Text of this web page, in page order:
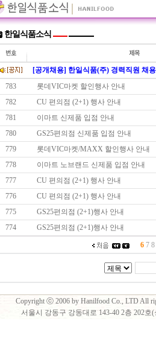
한일식품소식
[공개채용] 한일식품(주) 경력직원 채용
783
롯데VIC마켓 할인행사 안내
782
CU 편의점 (2+1) 행사 안내
781
이마트 신제품 입점 안내
780
GS25편의점 신제품 입점 안내
779
롯데VIC마켓/MAXX 할인행사 안내
778
이마트 노브랜드 신제품 입점 안내
777
CU 편의점 (2+1) 행사 안내
776
CU 편의점 (2+1) 행사 안내
775
GS25편의점 (2+1)행사 안내
774
GS25편의점 (2+1)행사 안내
6 7 8
Copyright ⓒ 2006 by Hanilfood Co., LTD All
서울시 강동구 강동대로 143-40 2층 202호